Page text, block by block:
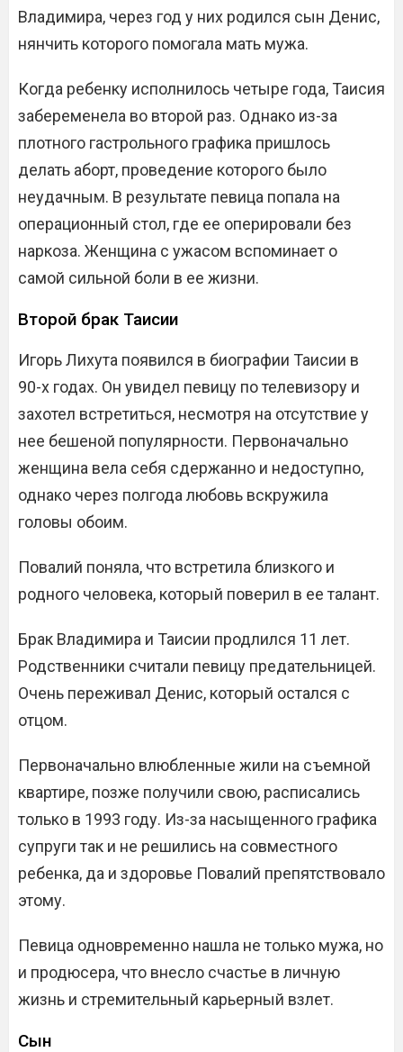
Владимира, через год у них родился сын Денис,
нянчить которого помогала мать мужа.
Когда ребенку исполнилось четыре года, Таисия
забеременела во второй раз. Однако из-за
плотного гастрольного графика пришлось
делать аборт, проведение которого было
неудачным. В результате певица попала на
операционный стол, где ее оперировали без
наркоза. Женщина с ужасом вспоминает о
самой сильной боли в ее жизни.
Второй брак Таисии
Игорь Лихута появился в биографии Таисии в
90-х годах. Он увидел певицу по телевизору и
захотел встретиться, несмотря на отсутствие у
нее бешеной популярности. Первоначально
женщина вела себя сдержанно и недоступно,
однако через полгода любовь вскружила
головы обоим.
Повалий поняла, что встретила близкого и
родного человека, который поверил в ее талант.
Брак Владимира и Таисии продлился 11 лет.
Родственники считали певицу предательницей.
Очень переживал Денис, который остался с
отцом.
Первоначально влюбленные жили на съемной
квартире, позже получили свою, расписались
только в 1993 году. Из-за насыщенного графика
супруги так и не решились на совместного
ребенка, да и здоровье Повалий препятствовало
этому.
Певица одновременно нашла не только мужа, но
и продюсера, что внесло счастье в личную
жизнь и стремительный карьерный взлет.
Сын